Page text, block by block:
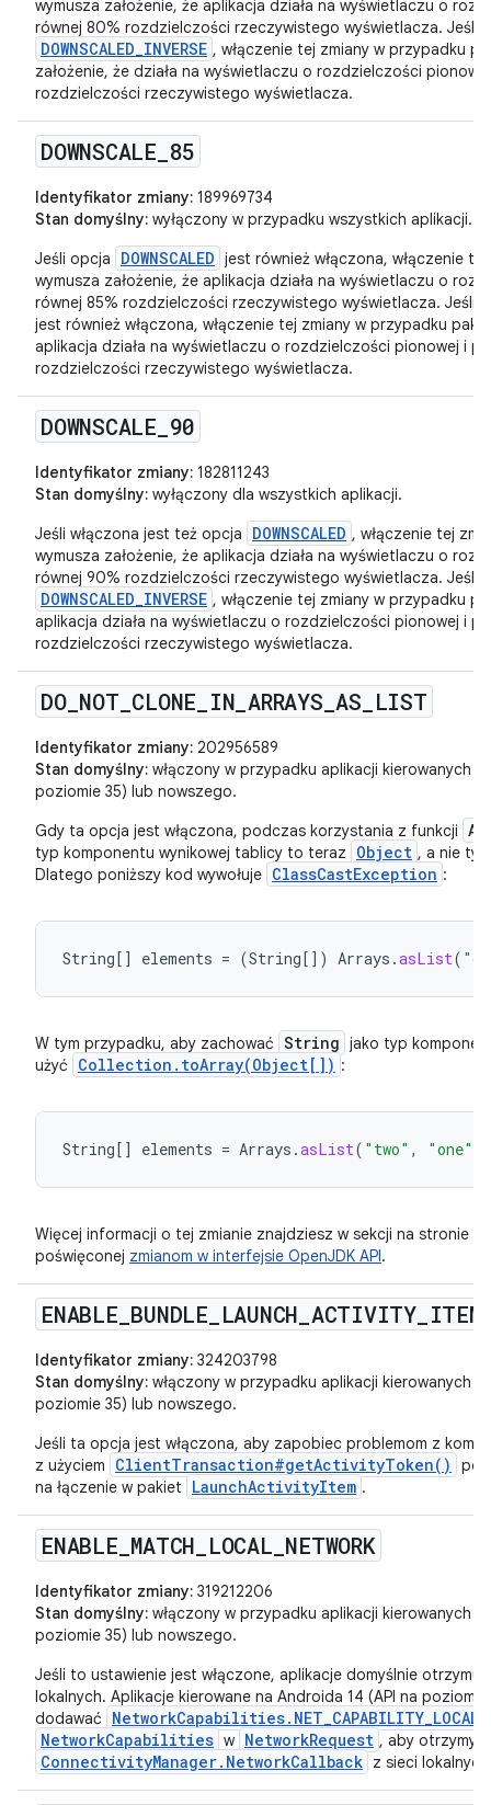
wymusza założenie, że aplikacja działa na wyświetlaczu o
równej 80% rozdzielczości rzeczywistego wyświetlacza. Jeśli
DOWNSCALED_INVERSE , włączenie tej zmiany w przypadku
założenie, że działa na wyświetlaczu o rozdzielczości
rozdzielczości rzeczywistego wyświetlacza.
DOWNSCALE 85
Identyfikator zmiany: 189969734
Stan domyślny: wyłączony w przypadku wszystkich aplikacji.
Jeśli opcja
DOWNSCALED jest również włączona, włączenie
wymusza założenie, że aplikacja działa na wyświetlaczu o
równej 85% rozdzielczości rzeczywistego wyświetlacza. Jeśli
jest również włączona, włączenie tej zmiany w przypadku
aplikacja działa na wyświetlaczu o rozdzielczości pionowej i
rozdzielczości rzeczywistego wyświetlacza.
DOWNSCALE 90
Identyfikator zmiany: 182811243
Stan domyślny: wyłączony dla wszystkich aplikacji.
Jeśli włączona jest też opcja
DOWNSCALED , włączenie tej
wymusza założenie, że aplikacja działa na wyświetlaczu o
równej 90% rozdzielczości rzeczywistego wyświetlacza. Jeśli
DOWNSCALED_INVERSE , włączenie tej zmiany w przypadku
aplikacja działa na wyświetlaczu o rozdzielczości pionowej i
rozdzielczości rzeczywistego wyświetlacza.
DO_ NOT CLONE IN ARRAYS AS LIST
Identyfikator zmiany: 202956589
Stan domyślny: włączony w przypadku aplikacji kierowanych
poziomie 35) lub nowszego.
Gdy ta opcja jest włączona, podczas korzystania z funkcji
typ komponentu wynikowej tablicy to teraz Object , a nie
Dlatego poniższy kod wywołuje ClassCastException :
String [] elements = (String [] ) Arrays .asList(
W tym przypadku, aby zachować String jako typ
użyć
Collection.toArray(Object[]) :
String [] elements = Arrays .asList( "two" , "one"
Więcej informacji o tej zmianie znajdziesz w sekcji na stronie
poświęconej zmianom w interfejsie OpenJDK API.
ENABLE BUNDLE LAUNCH ACTIVITY_ ITEM
Identyfikator zmiany: 324203798
Stan domyślny: włączony w przypadku aplikacji kierowanych
poziomie 35) lub nowszego.
Jeśli ta opcja jest włączona, aby zapobiec problemom z
z użyciem
ClientTransaction#getActivityToken()
na łączenie w pakiet
LaunchActivityItem .
ENABLE MATCH LOCAL NETWORK
Identyfikator zmiany: 319212206
Stan domyślny: włączony w przypadku aplikacji kierowanych
poziomie 35) lub nowszego.
Jeśli to ustawienie jest włączone, aplikacje domyślnie
lokalnych. Aplikacje kierowane na Androida 14 (API na
dodawać
NetworkCapabilities w NetworkRequest , aby
ConnectivityManager.NetworkCallback z sieci